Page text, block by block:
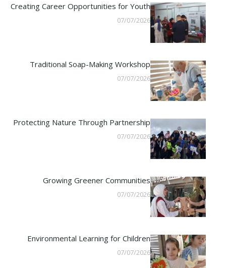
Creating Career Opportunities for Youth
07/07/2026
Traditional Soap-Making Workshop
07/07/2026
Protecting Nature Through Partnership
07/07/2026
Growing Greener Communities
07/07/2026
Environmental Learning for Children
07/07/2026